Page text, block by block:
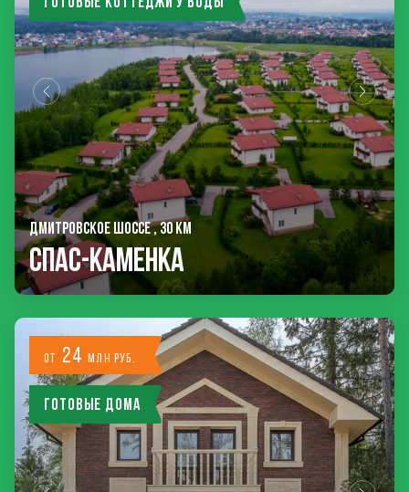
ДМИТРОВСКОЕ ШОССЕ , 30 КМ
Спас-Каменка
от 24млн руб.
Готовые дома